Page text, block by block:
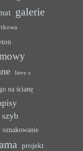
galerie
litery z
na ścianę
oznakowanie
projekt